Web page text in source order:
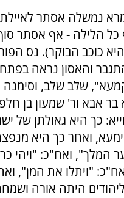
נמשלה אסתר
הלילה - אף אסתר
כוכב הבוקר). נס
והאסון נראה
שלב שלב, וסימנה
בר אבא ור' שמעון בן
כך היא גאולתן של
ואחר כך היא
המלך", ואח"כ: "ויהי
"ויתלו את המן",
היתה אורה